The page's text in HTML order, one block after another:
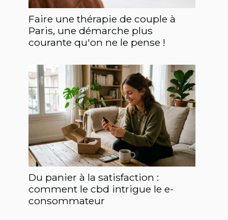
Faire une thérapie de couple à
Paris, une démarche plus
courante qu'on ne le pense !
Du panier à la satisfaction :
comment le cbd intrigue le e-
consommateur